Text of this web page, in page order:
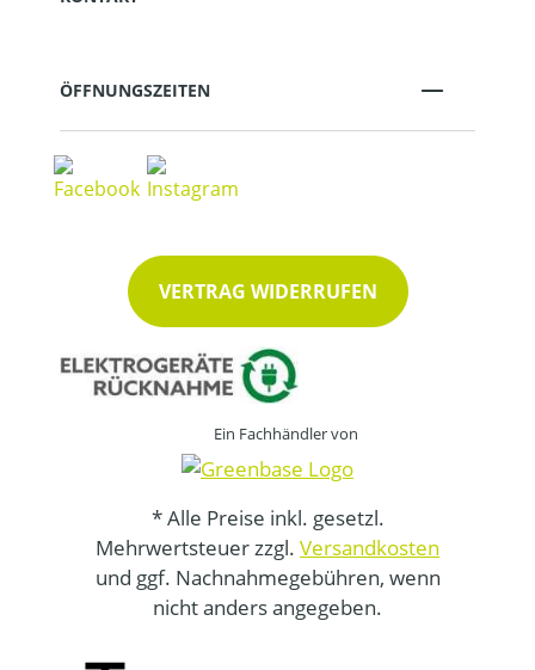
ÖFFNUNGSZEITEN
VERTRAG WIDERRUFEN
Ein Fachhändler von
* Alle Preise inkl. gesetzl.
Mehrwertsteuer zzgl. Versandkosten
und ggf. Nachnahmegebühren, wenn
nicht anders angegeben.